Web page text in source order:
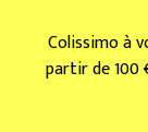
Colissimo à
partir de 100